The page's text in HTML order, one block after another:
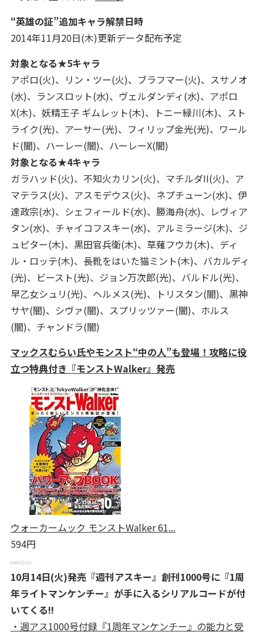
“英雄の証”追加キャラ解禁日時
2014年11月20日(木)更新データ配布予定
対象となる★5キャラ
アポロ(火)、リン・ツー(火)、ブラフマー(火)、スサノオ
(水)、ランスロット(水)、ヴェルダンディ(水)、アポロ
X(木)、妖精王子 ギムレット(木)、トニー緑川(木)、スト
ライク(光)、アーサー(光)、フィリップ金光(光)、ワール
ド(闇)、ハーレー(闇)、ハーレーX(闇)
対象となる★4キャラ
ガラハッド(火)、不知火カリン(火)、マチルダII(火)、ア
マテラス(火)、アスモデウス(火)、ネプチューン(水)、伊
達政宗(水)、シェフィールド(水)、勝海舟(水)、レヴィア
タン(水)、チャイコフスキー(水)、アルミラージ(木)、ジ
ュピター(木)、黒田官兵衛(木)、草薙フウカ(木)、ディ
ル・ロッテ(木)、長靴をはいた猫ミント(木)、バカルディ
(光)、ビースト(光)、ジョン万次郎(光)、バルドル(光)、
早乙女シュリ(光)、ヘルメス(光)、トリスタン(闇)、黒神
サヤ(闇)、シヴァ(闇)、スプリッツァー(闇)、ホルス
(闇)、チャンドラ(闇)
マックスむらい氏やモンスト“中の人”も登場！攻略に役
立つ特典付き『モンストWalker』発売
ウォーカームック モンストWalker 61...
594円
10月14日(火)発売『週刊アスキー』創刊1000号に『1周
年ライトマンケンチー』が手に入るシリアルコードが付
いてくる!!
・週アス1000号付録『1周年マンケンチー』の能力と受